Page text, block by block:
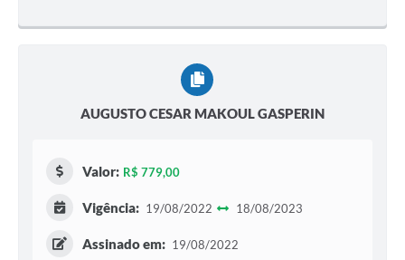
AUGUSTO CESAR MAKOUL GASPERIN
Valor: R$ 779,00
Vigência: 19/08/2022 18/08/2023
Assinado em: 19/08/2022